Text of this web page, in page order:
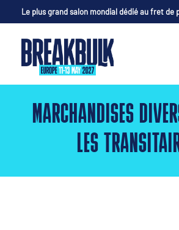
Le plus grand salon mondial dédié au fret de
MARCHANDISES
LES